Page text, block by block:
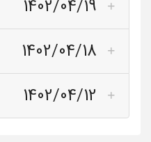
1402/04/19
1402/04/18
1402/04/12